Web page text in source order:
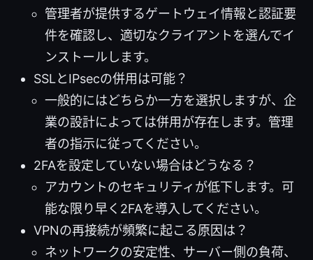
管理者が提供するゲートウェイ情報と認証要
件を確認し、適切なクライアントを選んでイ
ンストールします。
SSLとIPsecの併用は可能？
一般的にはどちらか一方を選択しますが、企
業の設計によっては併用が存在します。管理
者の指示に従ってください。
2FAを設定していない場合はどうなる？
アカウントのセキュリティが低下します。可
能な限り早く2FAを導入してください。
VPNの再接続が頻繁に起こる原因は？
ネットワークの安定性、サーバー側の負荷、